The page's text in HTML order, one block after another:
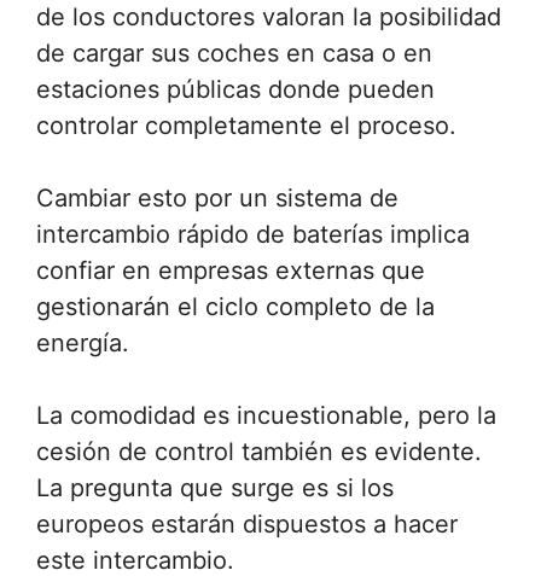
de los conductores valoran la posibilidad
de cargar sus coches en casa o en
estaciones públicas donde pueden
controlar completamente el proceso.
Cambiar esto por un sistema de
intercambio rápido de baterías implica
confiar en empresas externas que
gestionarán el ciclo completo de la
energía.
La comodidad es incuestionable, pero la
cesión de control también es evidente.
La pregunta que surge es si los
europeos estarán dispuestos a hacer
este intercambio.